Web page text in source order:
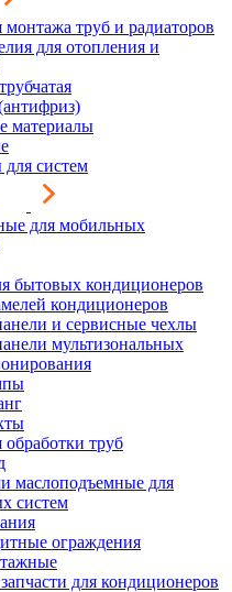
труб и радиаторов
для отопления и
материалы
систем
для мобильных
бытовых кондиционеров
кондиционеров
и сервисные чехлы
мультизональных
труб
маслоподъемные для
систем
ограждения
для кондиционеров